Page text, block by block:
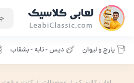
پارچ و لیوان دیس - تابه - بشقاب